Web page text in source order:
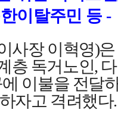
이탈주민 등 -
사장 이혁영)
층 독거노인,
이불을 전달
자고 격려했다.